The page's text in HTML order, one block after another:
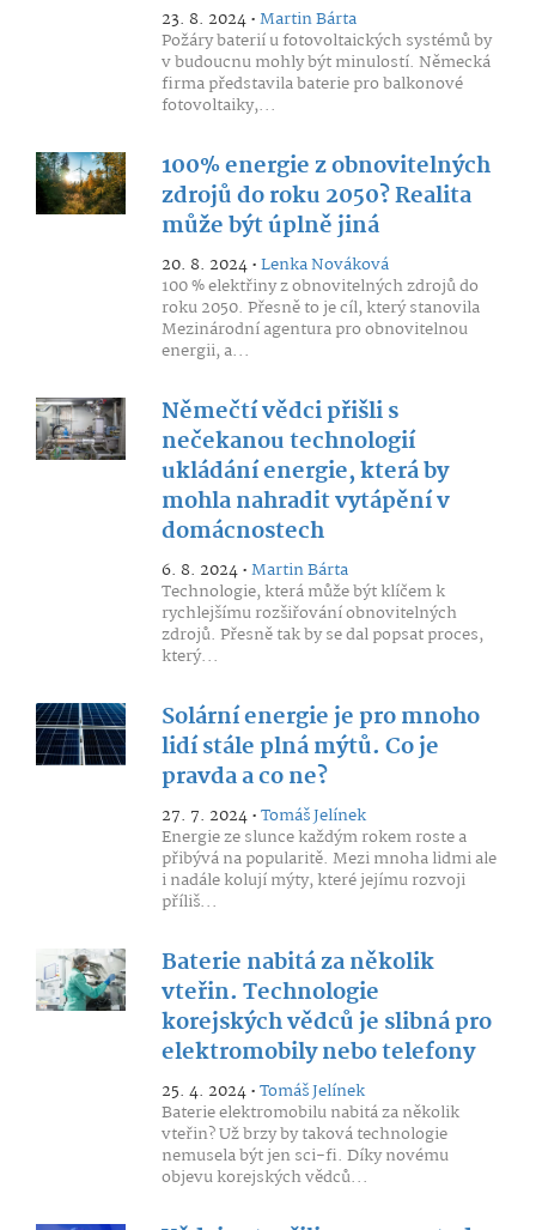
23. 8. 2024 •Martin Bárta
Požáry baterií u fotovoltaických systémů by
v budoucnu mohly být minulostí. Německá
firma představila baterie pro balkonové
fotovoltaiky,...
100% energie z obnovitelných
zdrojů do roku 2050? Realita
může být úplně jiná
20. 8. 2024 •Lenka Nováková
100 % elektřiny z obnovitelných zdrojů do
roku 2050. Přesně to je cíl, který stanovila
Mezinárodní agentura pro obnovitelnou
energii, a...
Němečtí vědci přišli s
nečekanou technologií
ukládání energie, která by
mohla nahradit vytápění v
domácnostech
6. 8. 2024 •Martin Bárta
Technologie, která může být klíčem k
rychlejšímu rozšiřování obnovitelných
zdrojů. Přesně tak by se dal popsat proces,
který...
Solární energie je pro mnoho
lidí stále plná mýtů. Co je
pravda a co ne?
27. 7. 2024 •Tomáš Jelínek
Energie ze slunce každým rokem roste a
přibývá na popularitě. Mezi mnoha lidmi ale
i nadále kolují mýty, které jejímu rozvoji
příliš...
Baterie nabitá za několik
vteřin. Technologie
korejských vědců je slibná pro
elektromobily nebo telefony
25. 4. 2024 •Tomáš Jelínek
Baterie elektromobilu nabitá za několik
vteřin? Už brzy by taková technologie
nemusela být jen sci-fi. Díky novému
objevu korejských vědců...